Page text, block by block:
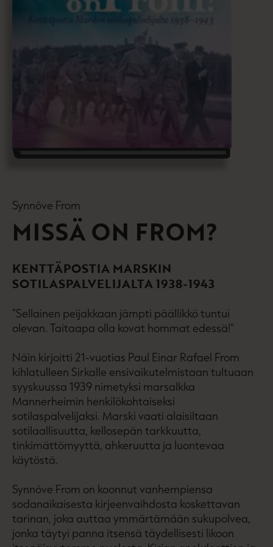
Synnöve From
MISSÄ ON FROM?
KENTTÄPOSTIA MARSKIN
SOTILASPALVELIJALTA 1938-1943
"Sellainen peijakkaan jämpti päällikkö tuntui
olevan. Taitaapa olla kovat hommat edessä!"
Näin kirjoitti 21-vuotias Paul Einar Rafael From
kihlatulleen Sirkalle ensivaikutelmistaan tultuaan
syyskuussa 1939 nimetyksi marsalkka
Mannerheimin henkilökohtaiseksi
sotilaspalvelijaksi. Marski vaati alaisiltaan
sotilaallisuutta, kellosepän tarkkuutta,
tinkimättömyyttä, ahkeruutta ja luontevaa
käytöstä.
Synnöve From on koonnut vanhempiensa
sodanaikaisesta kirjeenvaihdosta koskettavan
tarinan, joka auttaa ymmärtämään sukupolvea,
jonka täytyi panna itsensä täydellisesti likoon